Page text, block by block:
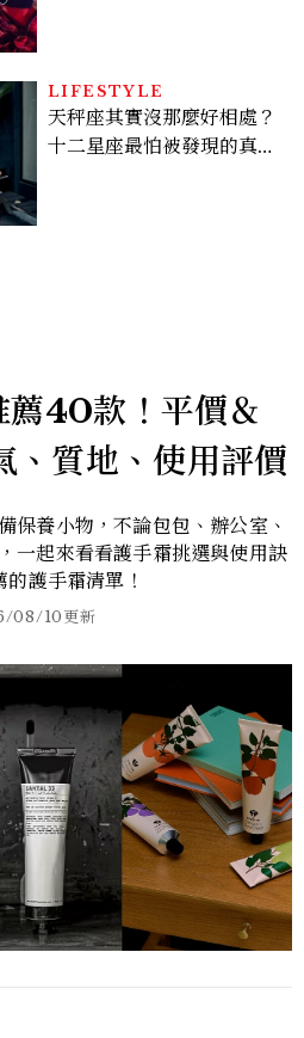
LIFESTYLE
天秤座其實沒那麼好相處？
十二星座最怕被發現的真實
40款！平價＆
、質地、使用評價
保養小物，不論包包、辦公室、
一起來看看護手霜挑選與使用訣
護手霜清單！
08/10更新